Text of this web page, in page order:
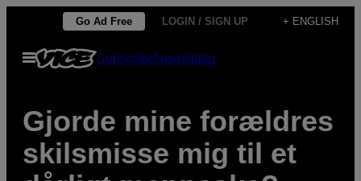
content
Go Ad Free LOGIN / SIGN UP + ENGLISH
Open
Menu
SubscribeNewsletter
Gjorde mine forældres
skilsmisse mig til et